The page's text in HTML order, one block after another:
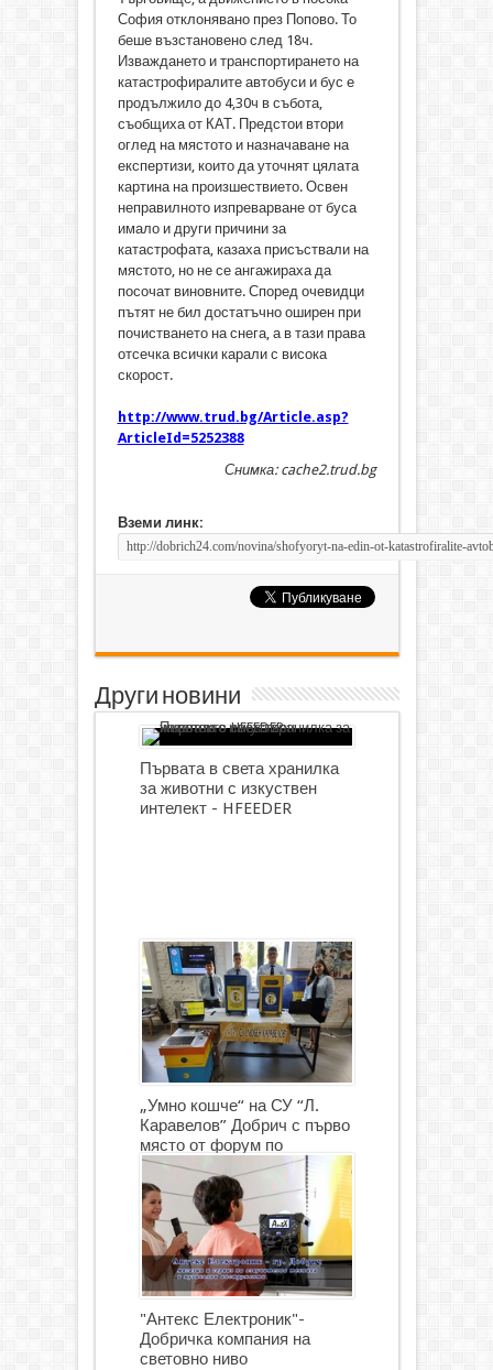
София отклонявано през Попово. То
беше възстановено след 18ч.
Изваждането и транспортирането на
катастрофиралите автобуси и бус е
продължило до 4,30ч в събота,
съобщиха от КАТ. Предстои втори
оглед на мястото и назначаване на
експертизи, които да уточнят цялата
картина на произшествието. Освен
неправилното изпреварване от буса
имало и други причини за
катастрофата, казаха присъствали на
мястото, но не се ангажираха да
посочат виновните. Според очевидци
пътят не бил достатъчно оширен при
почистването на снега, а в тази права
отсечка всички карали с висока
скорост.
http://www.trud.bg/Article.asp?
ArticleId=5252388
Снимка: cache2.trud.bg
Вземи линк:
Други новини
Първата в света хранилка
за животни с изкуствен
интелект - HFEEDER
„Умно кошче“ на СУ “Л.
Каравелов” Добрич с първо
място от форум по
роботика
"Антекс Електроник"-
Добричка компания на
световно ниво